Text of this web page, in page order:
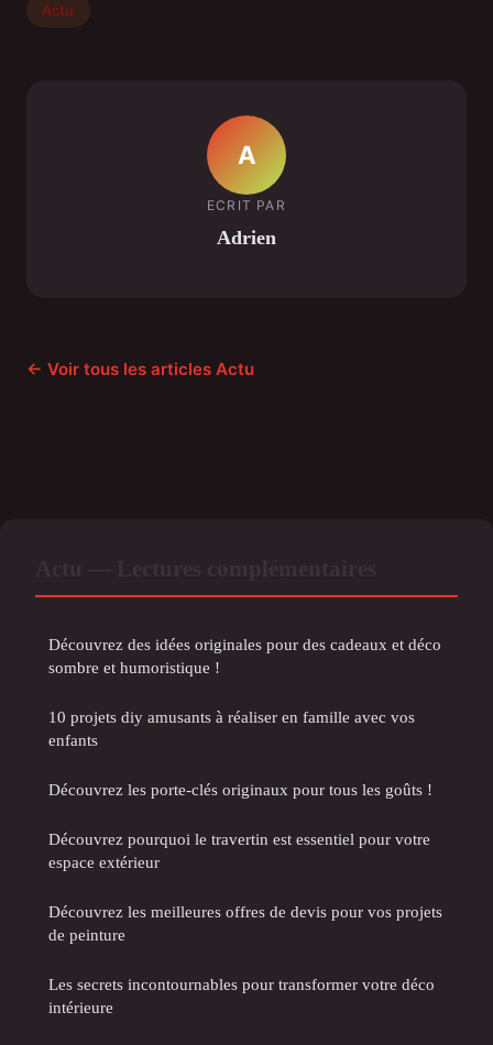
Actu
A
ECRIT PAR
Adrien
← Voir tous les articles Actu
Découvrez des idées originales pour des cadeaux et déco
sombre et humoristique !
10 projets diy amusants à réaliser en famille avec vos
enfants
Découvrez les porte-clés originaux pour tous les goûts !
Découvrez pourquoi le travertin est essentiel pour votre
espace extérieur
Découvrez les meilleures offres de devis pour vos projets
de peinture
Les secrets incontournables pour transformer votre déco
intérieure